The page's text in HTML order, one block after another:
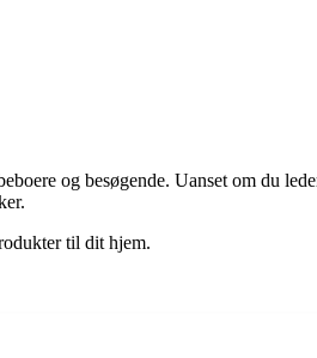
og besøgende. Uanset om du
til dit hjem.